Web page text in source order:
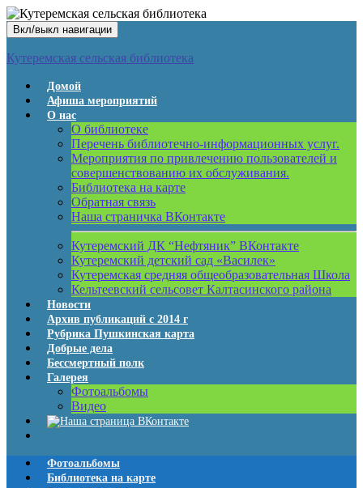
Вкл/выкл навигации
Кутеремская сельская библиотека
Домой
Афиша мероприятий
О нас
О библиотеке
Перечень библиотечно-информационных услуг.
Мероприятия по привлечению пользователей и
совершенствованию их обслуживания.
Библиотека на карте
Обратная связь
Наша страничка ВКонтакте
Кутеремский ДК “Нефтяник” ВКонтакте
Кутеремский детский сад «Василек»
Кутеремская средняя общеобразовательная Школа
Кельтеевский сельсовет Калтасинского района
Новости
Архив публикаций с 2014 г
Рубрика Пушкинская карта
Добрые дела
Бессмертный полк
Галерея
Фотоальбомы
Видео
Фотоальбомы
Библиотека на карте